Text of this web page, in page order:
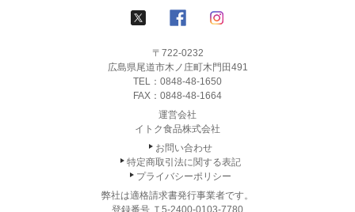
〒722-0232
広島県尾道市木ノ庄町木門田491
TEL： 0848-48-1650
FAX：0848-48-1664
運営会社
イトク食品株式会社
お問い合わせ
特定商取引法に関する表記
プライバシーポリシー
弊社は適格請求書発行事業者です。
登録番号 Ｔ5-2400-0103-7780